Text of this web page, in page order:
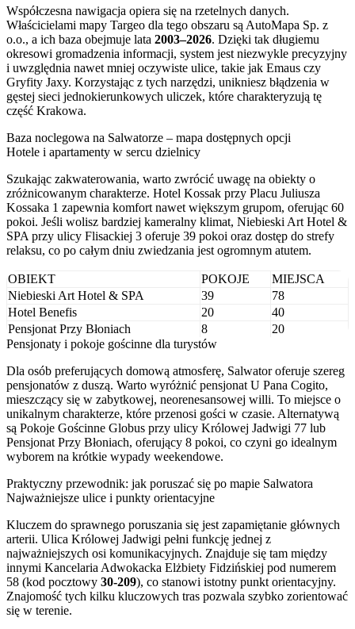
Współczesna nawigacja opiera się na rzetelnych danych.
Właścicielami mapy Targeo dla tego obszaru są AutoMapa Sp. z
o.o., a ich baza obejmuje lata 2003–2026. Dzięki tak długiemu
okresowi gromadzenia informacji, system jest niezwykle precyzyjny
i uwzględnia nawet mniej oczywiste ulice, takie jak Emaus czy
Gryfity Jaxy. Korzystając z tych narzędzi, unikniesz błądzenia w
gęstej sieci jednokierunkowych uliczek, które charakteryzują tę
część Krakowa.
Baza noclegowa na Salwatorze – mapa dostępnych opcji
Hotele i apartamenty w sercu dzielnicy
Szukając zakwaterowania, warto zwrócić uwagę na obiekty o
zróżnicowanym charakterze. Hotel Kossak przy Placu Juliusza
Kossaka 1 zapewnia komfort nawet większym grupom, oferując 60
pokoi. Jeśli wolisz bardziej kameralny klimat, Niebieski Art Hotel &
SPA przy ulicy Flisackiej 3 oferuje 39 pokoi oraz dostęp do strefy
relaksu, co po całym dniu zwiedzania jest ogromnym atutem.
OBIEKT POKOJE
MIEJSCA
Niebieski Art Hotel & SPA
39
78
Hotel Benefis
20
40
Pensjonat Przy Błoniach
8
20
Pensjonaty i pokoje gościnne dla turystów
Dla osób preferujących domową atmosferę, Salwator oferuje szereg
pensjonatów z duszą. Warto wyróżnić pensjonat U Pana Cogito,
mieszczący się w zabytkowej, neorenesansowej willi. To miejsce o
unikalnym charakterze, które przenosi gości w czasie. Alternatywą
są Pokoje Gościnne Globus przy ulicy Królowej Jadwigi 77 lub
Pensjonat Przy Błoniach, oferujący 8 pokoi, co czyni go idealnym
wyborem na krótkie wypady weekendowe.
Praktyczny przewodnik: jak poruszać się po mapie Salwatora
Najważniejsze ulice i punkty orientacyjne
Kluczem do sprawnego poruszania się jest zapamiętanie głównych
arterii. Ulica Królowej Jadwigi pełni funkcję jednej z
najważniejszych osi komunikacyjnych. Znajduje się tam między
innymi Kancelaria Adwokacka Elżbiety Fidzińskiej pod numerem
58 (kod pocztowy 30-209), co stanowi istotny punkt orientacyjny.
Znajomość tych kilku kluczowych tras pozwala szybko zorientować
się w terenie.